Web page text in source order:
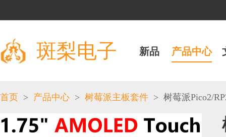
斑梨电子 新品 产品中心
首页 > 产品中心 > 树莓派主板套件 > 树莓派Pico2/